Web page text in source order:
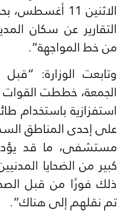
الاثنين 11
التقارير عن سكان
من خط المواجهة”.
وتابعت الوزارة:
الجمعة، خططت القوات
استفزازية باستخدام
على إحدى المناطق
مستشفى، ما قد
كبير من الضحايا
ذلك فورًا من قبل
تم نقلهم إلى هناك”.